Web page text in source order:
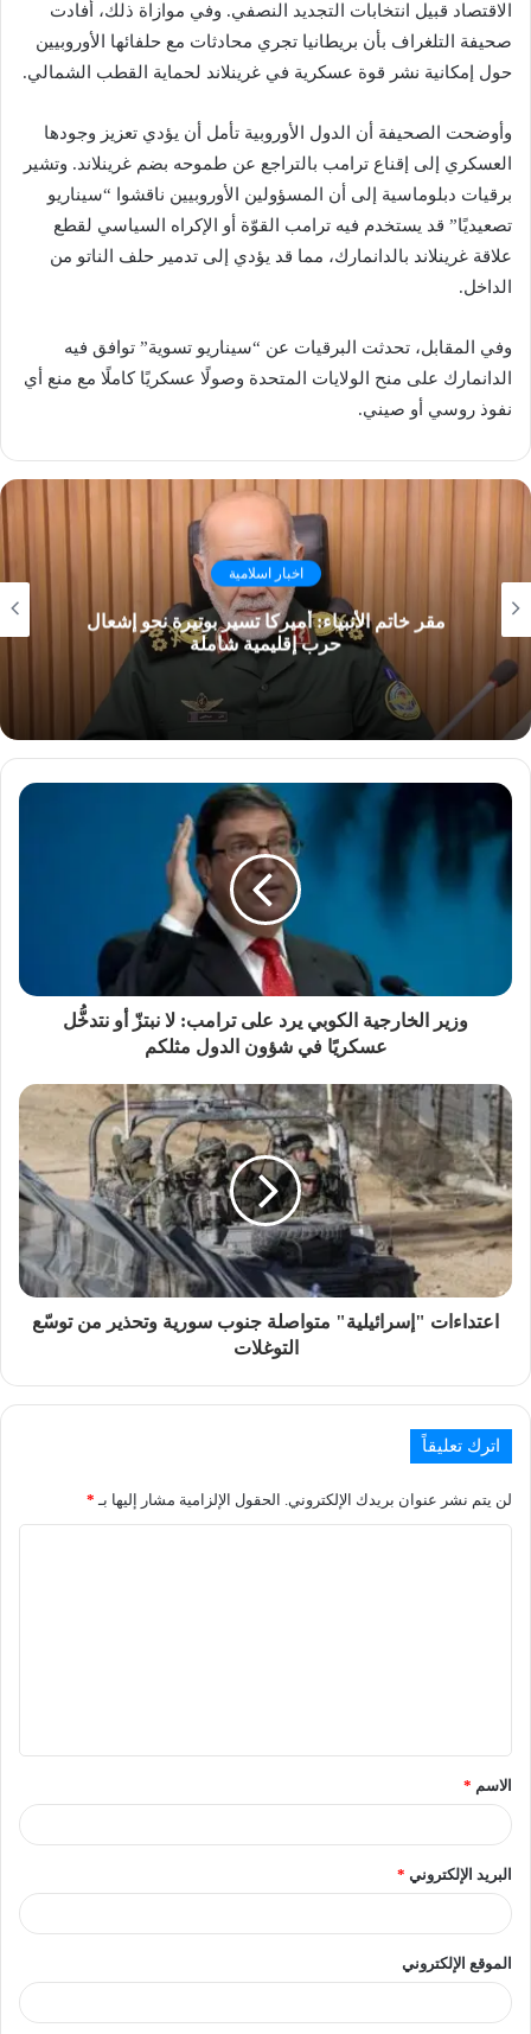
الاقتصاد قبيل انتخابات التجديد النصفي. وفي موازاة ذلك، أفادت
صحيفة التلغراف بأن بريطانيا تجري محادثات مع حلفائها الأوروبيين
حول إمكانية نشر قوة عسكرية في غرينلاند لحماية القطب الشمالي.
وأوضحت الصحيفة أن الدول الأوروبية تأمل أن يؤدي تعزيز وجودها
العسكري إلى إقناع ترامب بالتراجع عن طموحه بضم غرينلاند. وتشير
برقيات دبلوماسية إلى أن المسؤولين الأوروبيين ناقشوا “سيناريو
تصعيديًا” قد يستخدم فيه ترامب القوّة أو الإكراه السياسي لقطع
علاقة غرينلاند بالدانمارك، مما قد يؤدي إلى تدمير حلف الناتو من
الداخل.
وفي المقابل، تحدثت البرقيات عن “سيناريو تسوية” توافق فيه
الدانمارك على منح الولايات المتحدة وصولًا عسكريًا كاملًا مع منع أي
نفوذ روسي أو صيني.
اخبار اسلامية
مقر خاتم الأنبياء: أميركا تسير بوتيرة نحو إشعال
حرب إقليمية شاملة
وزير الخارجية الكوبي يرد على ترامب: لا نبتزّ أو نتدخُّل
عسكريًا في شؤون الدول مثلكم
اعتداءات "إسرائيلية" متواصلة جنوب سورية وتحذير من توسّع
التوغلات
اترك تعليقاً
لن يتم نشر عنوان بريدك الإلكتروني. الحقول الإلزامية مشار إليها بـ *
الاسم *
البريد الإلكتروني *
الموقع الإلكتروني